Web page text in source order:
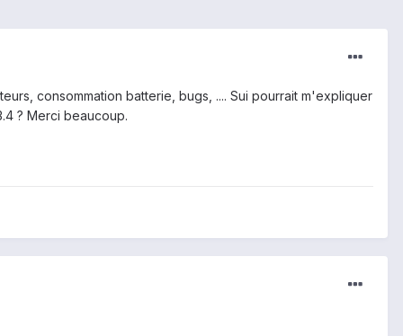
consommation batterie, bugs, .... Sui pourrait m'expliquer
? Merci beaucoup.